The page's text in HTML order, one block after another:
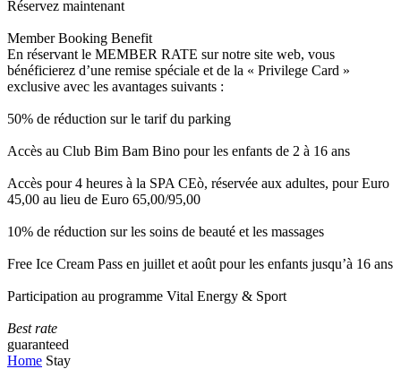
Réservez maintenant
Member Booking Benefit
En réservant le MEMBER RATE sur notre site web, vous
bénéficierez d’une remise spéciale et de la « Privilege Card »
exclusive avec les avantages suivants :
50% de réduction sur le tarif du parking
Accès au Club Bim Bam Bino pour les enfants de 2 à 16 ans
Accès pour 4 heures à la SPA CEò, réservée aux adultes, pour Euro
45,00 au lieu de Euro 65,00/95,00
10% de réduction sur les soins de beauté et les massages
Free Ice Cream Pass en juillet et août pour les enfants jusqu’à 16 ans
Participation au programme Vital Energy & Sport
Best rate
guaranteed
Home Stay